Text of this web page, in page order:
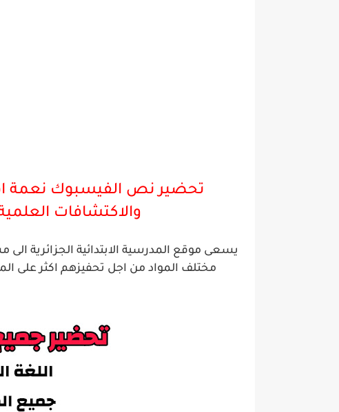
تحضير نص الفيسبوك نعمة
والاكتشافات
يسعى موقع المدرسية الابتدائية الجزائرية
مختلف المواد من اجل تحفيزهم اكثر على